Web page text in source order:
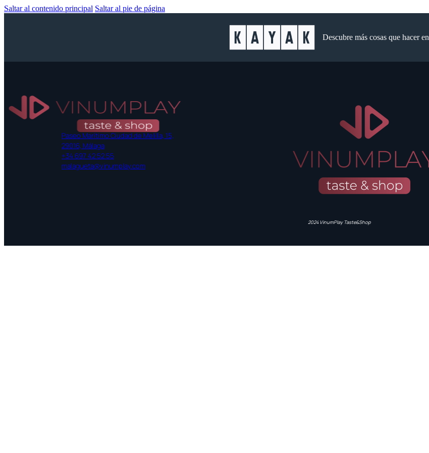
Saltar al contenido principal Saltar al pie de página
Descubre más cosas que hacer en
Paseo Marítimo Ciudad de Melilla, 15,
29016, Málaga
+34 697 42 52 55
malagueta@vinumplay.com
2024 VinumPlay Taste&Shop